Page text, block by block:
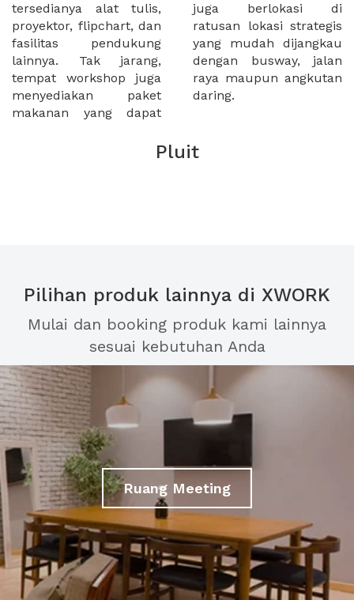
tersedianya alat tulis,
proyektor, flipchart, dan
fasilitas pendukung
lainnya. Tak jarang,
tempat workshop juga
menyediakan paket
makanan yang dapat
juga berlokasi di
ratusan lokasi strategis
yang mudah dijangkau
dengan busway, jalan
raya maupun angkutan
daring.
Pluit
Pilihan produk lainnya di XWORK
Mulai dan booking produk kami lainnya
sesuai kebutuhan Anda
Ruang Meeting